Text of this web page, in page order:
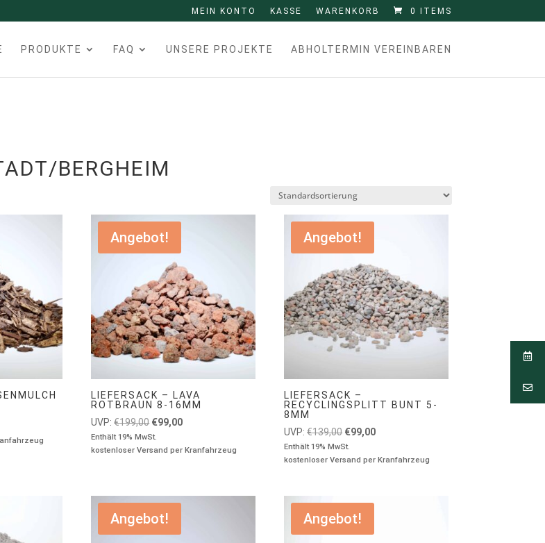
MEIN KONTO KASSE WARENKORB 0 ITEMS
PRODUKTE FAQ UNSERE PROJEKTE ABHOLTERMIN VEREINBAREN
BERGHEIM
Angebot!
LIEFERSACK – LAVA
ROTBRAUN 8-16MM
UVP: €199,00 Ursprünglicher
Preis
war:
€99,00Aktueller
ist:
Enthält 19% MwSt.
kostenloser Versand per Kranfahrzeug
Angebot!
LIEFERSACK –
RECYCLINGSPLITT BUNT 5-
8MM
UVP: €139,00 Ursprünglicher
Preis
war:
€99,00Aktueller
ist:
Enthält 19% MwSt.
kostenloser Versand per Kranfahrzeug
Angebot! Angebot!